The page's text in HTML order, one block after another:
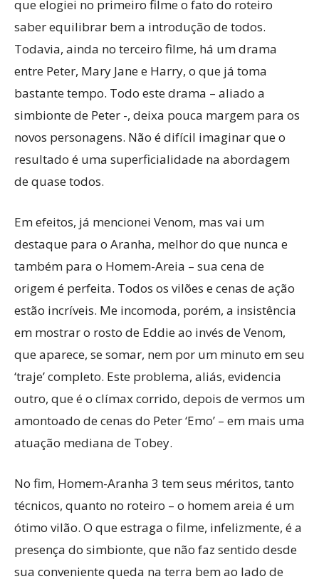
que elogiei no primeiro filme o fato do roteiro
saber equilibrar bem a introdução de todos.
Todavia, ainda no terceiro filme, há um drama
entre Peter, Mary Jane e Harry, o que já toma
bastante tempo. Todo este drama – aliado a
simbionte de Peter -, deixa pouca margem para os
novos personagens. Não é difícil imaginar que o
resultado é uma superficialidade na abordagem
de quase todos.
Em efeitos, já mencionei Venom, mas vai um
destaque para o Aranha, melhor do que nunca e
também para o Homem-Areia – sua cena de
origem é perfeita. Todos os vilões e cenas de ação
estão incríveis. Me incomoda, porém, a insistência
em mostrar o rosto de Eddie ao invés de Venom,
que aparece, se somar, nem por um minuto em seu
‘traje’ completo. Este problema, aliás, evidencia
outro, que é o clímax corrido, depois de vermos um
amontoado de cenas do Peter ‘Emo’ – em mais uma
atuação mediana de Tobey.
No fim, Homem-Aranha 3 tem seus méritos, tanto
técnicos, quanto no roteiro – o homem areia é um
ótimo vilão. O que estraga o filme, infelizmente, é a
presença do simbionte, que não faz sentido desde
sua conveniente queda na terra bem ao lado de